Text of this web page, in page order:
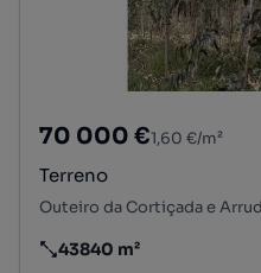
70 000 €1,60 €/m²
Terreno
Preço por metro quadrado
43840 m²